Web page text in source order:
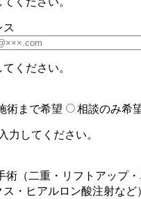
ス
ください。
術まで希望 相談のみ希
力してください。
術（二重・リフトアップ・
・ヒアルロン酸注射など